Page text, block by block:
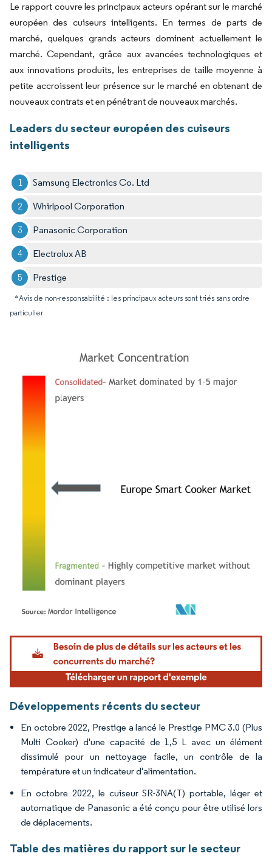
Le rapport couvre les principaux acteurs opérant sur le marché
européen des cuiseurs intelligents. En termes de parts de
marché, quelques grands acteurs dominent actuellement le
marché. Cependant, grâce aux avancées technologiques et
aux innovations produits, les entreprises de taille moyenne à
petite accroissent leur présence sur le marché en obtenant de
nouveaux contrats et en pénétrant de nouveaux marchés.
Leaders du secteur européen des cuiseurs
intelligents
Samsung Electronics Co. Ltd
Whirlpool Corporation
Panasonic Corporation
Electrolux AB
Prestige
*Avis de non-responsabilité : les principaux acteurs sont triés sans ordre
particulier
Image © Mordor Intelligence. La réutilisation nécessite une attribution sous CC BY
Développements récents du secteur
En octobre 2022, Prestige a lancé le Prestige PMC 3.0 (Plus
Multi Cooker) d'une capacité de 1,5 L avec un élément
dissimulé pour un nettoyage facile, un contrôle de la
température et un indicateur d'alimentation.
En octobre 2022, le cuiseur SR-3NA(T) portable, léger et
automatique de Panasonic a été conçu pour être utilisé lors
de déplacements.
Table des matières du rapport sur le secteur